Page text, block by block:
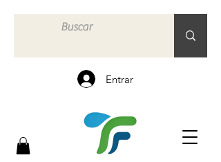
Entrar